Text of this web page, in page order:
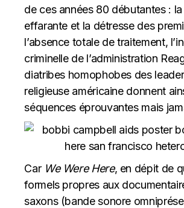
de ces années 80 débutantes :
effarante et la détresse des
l’absence totale de traitement,
criminelle de l’administration
diatribes homophobes des
religieuse américaine donnent
séquences éprouvantes mais
Car We Were Here, en dépit de
formels propres aux
saxons (bande sonore